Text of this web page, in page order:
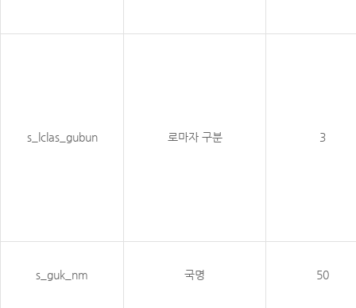
s_lclas_gubun 로마자 구분 3
s_guk_nm 국명 50